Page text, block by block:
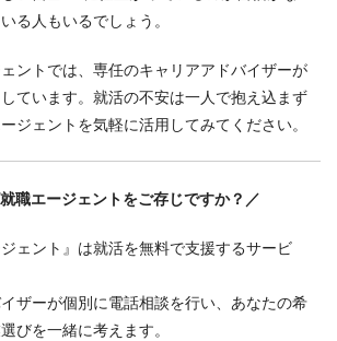
る人もいるでしょう。
ントでは、専任のキャリアアドバイザーが
ています。就活の不安は一人で抱え込まず
ジェントを気軽に活用してみてください。
職エージェントをご存じですか？／
ジェント』は就活を無料で支援するサービ
ザーが個別に電話相談を行い、あなたの希
びを一緒に考えます。